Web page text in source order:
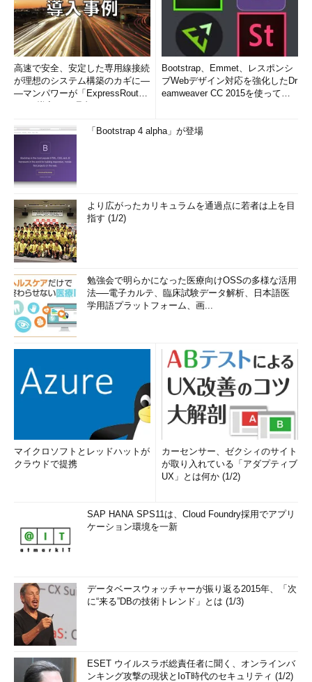
高速で安全、安定した専用線接続
が理想のシステム構築のカギに―
―マンパワーが「ExpressRout
Bootstrap、Emmet、レスポンシ
ブWebデザイン対応を強化したDr
eamweaver CC 2015を使って
「Bootstrap 4 alpha」が登場
より広がったカリキュラムを通過点に若者は上を目
指す (1/2)
勉強会で明らかになった医療向けOSSの多様な活用
法──電子カルテ、臨床試験データ解析、日本語医
学用語プラットフォーム、画...
マイクロソフトとレッドハットが
クラウドで提携
カーセンサー、ゼクシィのサイト
が取り入れている「アダプティブ
UX」とは何か (1/2)
SAP HANA SPS11は、Cloud Foundry採用でアプリ
ケーション環境を一新
データベースウォッチャーが振り返る2015年、「次
に“来る”DBの技術トレンド」とは (1/3)
ESET ウイルスラボ総責任者に聞く、オンラインバ
ンキング攻撃の現状とIoT時代のセキュリティ (1/2)